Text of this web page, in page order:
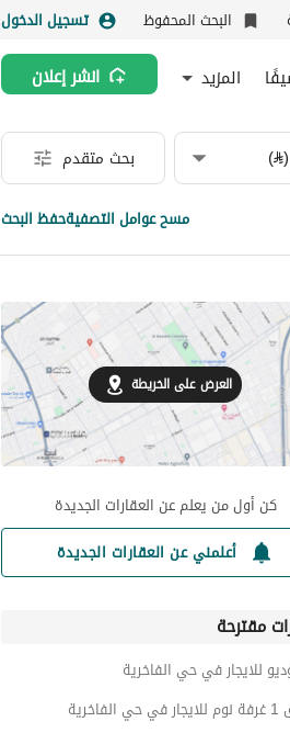
البحث المحفوظ تسجيل الدخول
المزيد انشر إعلان
بحث متقدم
مسح عوامل التصفيةحفظ البحث
العرض على الخريطة
كن أول من يعلم عن العقارات الجديدة
أعلمني عن العقارات الجديدة
مقترحة
للايجار في حي الفاخرية